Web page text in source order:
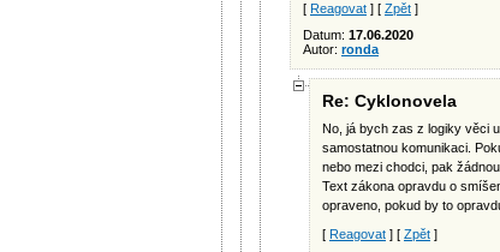
[ Reagovat ] [ Zpět ]
Datum: 17.06.2020
Autor: ronda
Re: Cyklonovela
No, já bych zas z logiky věci
samostatnou komunikaci.
nebo mezi chodci, pak
Text zákona opravdu o
opraveno, pokud by to
[ Reagovat ] [ Zpět ]